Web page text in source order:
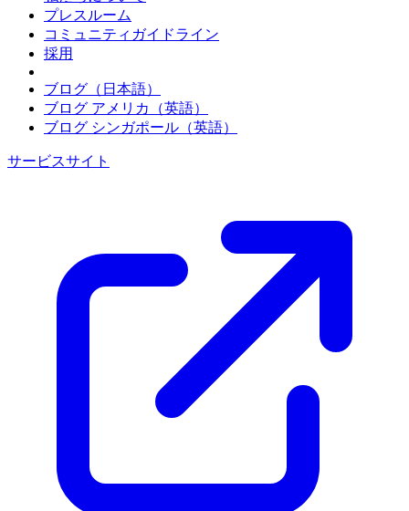
プレスルーム
コミュニティガイドライン
採用
ブログ（日本語）
ブログ アメリカ（英語）
ブログ シンガポール（英語）
サービスサイト